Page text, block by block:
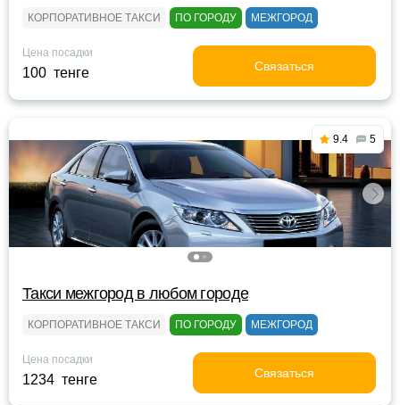
КОРПОРАТИВНОЕ ТАКСИ ПО ГОРОДУ МЕЖГОРОД
Цена посадки
100 тенге Связаться
9.4 5
Такси межгород в любом городе
КОРПОРАТИВНОЕ ТАКСИ ПО ГОРОДУ МЕЖГОРОД
Цена посадки
1234 тенге Связаться